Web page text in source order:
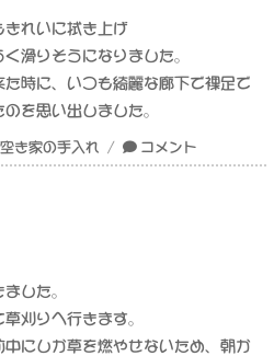
れいに拭き上げ
滑りそうになりました。
時に、いつも綺麗な廊下で裸足で
を思い出しました。
き家の手入れ
山
の
コメント
した。
刈りへ行きます。
にしか草を燃やせないため、朝か